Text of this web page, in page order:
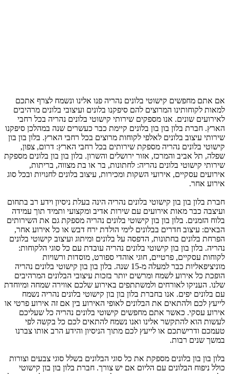
אם אתם מחפשים קישוטי בלונים נהריה פנו אלינו ונשמח לצרף אתכם
למאות לקוחותינו המרוצים להם סיפקנו בלונים ועיצובי בלונים מרהיבים
לאירועים שונים. אנו מספקים שירותי קישוטי בלונים נהריה בכל רחבי
הארץ. חברת בלון בון בון בלונים קיימת כבר כעשרים שנה במהלכן סיפקנו
שירותי עיצוב בלונים לאלפי לקוחות מרוצים בכל רחבי הארץ. בלון בון בון
קישוטי בלונים נהריה מספקת שירותים בכל רחבי הארץ: דרום, צפון,
שפלה, תל אביב והמרכז, אזור ירושלים והשרון. בלון בון בון בלונים מספקת
שירותי קישוטי בלונים נהריה: לחתונות, בר או בת מצווה, בריתות,
אירועים עסקיים, אירועי השקות ומכירות, עיצוב בלונים לחנויות ובכל סוג
אירוע אחר.
חברת בלון בון בון קישוטי בלונים נהריה הינה בעלת ניסיון וידע רב בתחום
ועיצבה כבר מאות אירועים עם שירות אדיב ומקצועי ותמיד תוך עמידה
בלוח הזמנים. בלון בון בון קישוטי בלונים נהריה מספקת גם את השירותים
הבאים: עיצוב חדרים בבלונים לימי הולדת ירח דבש או כל אירוע אחר,
הפרחת בלונים בחתונות, הדפסה על בלונים ומיתוג ועיצוב קישוטי בלונים
נהריה. בלון בון בון קישוטי בלונים נהריה עובדת עם כל סוגי הלקוחות:
לקוחות עסקיים, פרטיים, חוגי אוהדי ספורט, מוסדות ורשויות
מוניציפאליות כבר למעלה מ-15 שנה. בלון בון בון קישוטי בלונים נהריה
הופכת כל אירוע לשמח ומרשים יותר בזכות עיצובי הבלונים המרהיבים
שלנו. העניקו לאורחים ולמשתתפים באירוע שלכם אווירה שמחה ומיוחדת
עם בלונים יפים. אנו בחברת בלון בון בון קישוטי בלונים נהריה נשמח
לייעץ לכם ולהתאים את הבלונים לאופי האירוע בין אם זה אירוע פרטי או
אירוע עסקי. כאשר אתם מחפשים קישוטי בלונים נהריה כל שעליכם
לעשות הוא להתקשר אלינו ואנו נשמח להתאים לכם כל בקשה לפי
טעמכם ודרישתכם או לייעץ לכם מתוך הניסיון והידע הרב אותו צברנו
במשך שנים רבות.
בלון בון בון בלונים מספקת את כל סוגי הבלונים בשלל סוגי צבעים וצורות
כולל ניפוח הבלונים עם הליום אם יש צורך. חברת בלון בון בון קישוטי